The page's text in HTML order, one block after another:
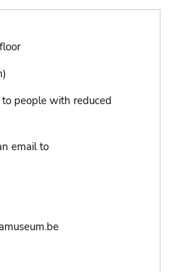
people with reduced
email to